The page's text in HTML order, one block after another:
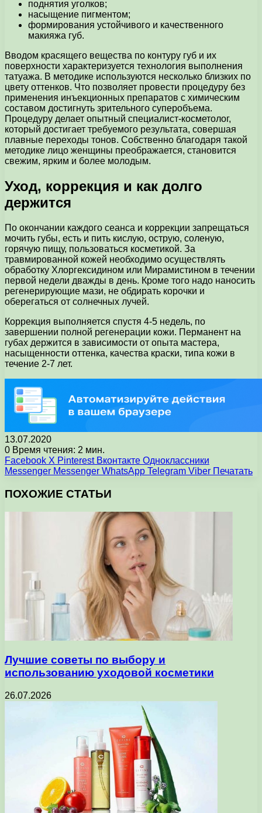
поднятия уголков;
насыщение пигментом;
формирования устойчивого и качественного
макияжа губ.
Вводом красящего вещества по контуру губ и их
поверхности характеризуется технология выполнения
татуажа. В методике используются несколько близких по
цвету оттенков. Что позволяет провести процедуру без
применения инъекционных препаратов с химическим
составом достигнуть зрительного суперобъема.
Процедуру делает опытный специалист-косметолог,
который достигает требуемого результата, совершая
плавные переходы тонов. Собственно благодаря такой
методике лицо женщины преображается, становится
свежим, ярким и более молодым.
Уход, коррекция и как долго
держится
По окончании каждого сеанса и коррекции запрещаться
мочить губы, есть и пить кислую, острую, соленую,
горячую пищу, пользоваться косметикой. За
травмированной кожей необходимо осуществлять
обработку Хлоргексидином или Мирамистином в течении
первой недели дважды в день. Кроме того надо наносить
регенерирующие мази, не обдирать корочки и
оберегаться от солнечных лучей.
Коррекция выполняется спустя 4-5 недель, по
завершении полной регенерации кожи. Перманент на
губах держится в зависимости от опыта мастера,
насыщенности оттенка, качества краски, типа кожи в
течение 2-7 лет.
13.07.2020
0 Время чтения: 2 мин.
Facebook X Pinterest Вконтакте Одноклассники
Messenger Messenger WhatsApp Telegram Viber Печатать
ПОХОЖИЕ СТАТЬИ
Лучшие советы по выбору и
использованию уходовой косметики
26.07.2026